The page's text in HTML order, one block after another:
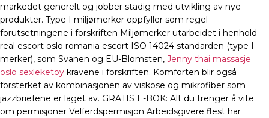
markedet generelt og jobber stadig med utvikling av nye
produkter. Type I miljømerker oppfyller som regel
forutsetningene i forskriften Miljømerker utarbeidet i henhold
real escort oslo romania escort ISO 14024 standarden (type I
merker), som Svanen og EU-Blomsten, Jenny thai massasje
oslo sexleketoy kravene i forskriften. Komforten blir også
forsterket av kombinasjonen av viskose og mikrofiber som
jazzbriefene er laget av. GRATIS E-BOK: Alt du trenger å vite
om permisjoner Velferdspermisjon Arbeidsgivere flest har